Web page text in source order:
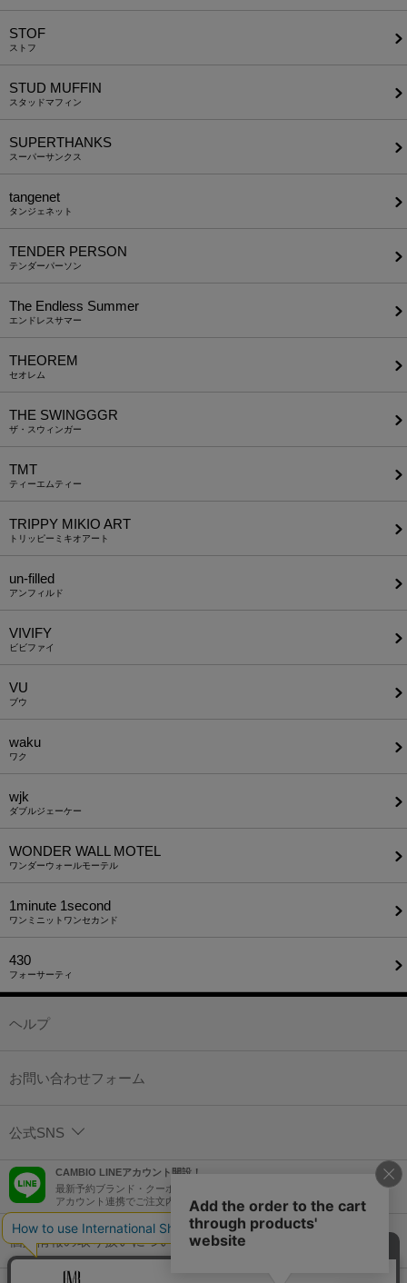
STOF
ストフ
STUD MUFFIN
スタッドマフィン
SUPERTHANKS
スーパーサンクス
tangenet
タンジェネット
TENDER PERSON
テンダーパーソン
The Endless Summer
エンドレスサマー
THEOREM
セオレム
THE SWINGGGR
ザ・スウィンガー
TMT
ティーエムティー
TRIPPY MIKIO ART
トリッピーミキオアート
un-filled
アンフィルド
VIVIFY
ビビファイ
VU
ブウ
waku
ワク
wjk
ダブルジェーケー
WONDER WALL MOTEL
ワンダーウォールモーテル
1minute​ 1second
ワンミニットワンセカンド
430
フォーサーティ
ヘルプ
お問い合わせフォーム
公式SNS
CAMBIO LINEアカウント開設！
最新予約ブランド・クーポン情報などを配信！
アカウント連携でご注文内容をLINEでも確認可能！
個人情報の取り扱いについて